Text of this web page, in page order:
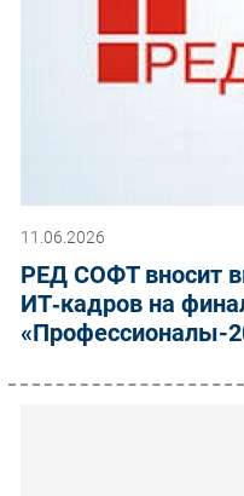
11.06.2026
РЕД СОФТ вносит
ИТ‑кадров на
«Профессионалы-